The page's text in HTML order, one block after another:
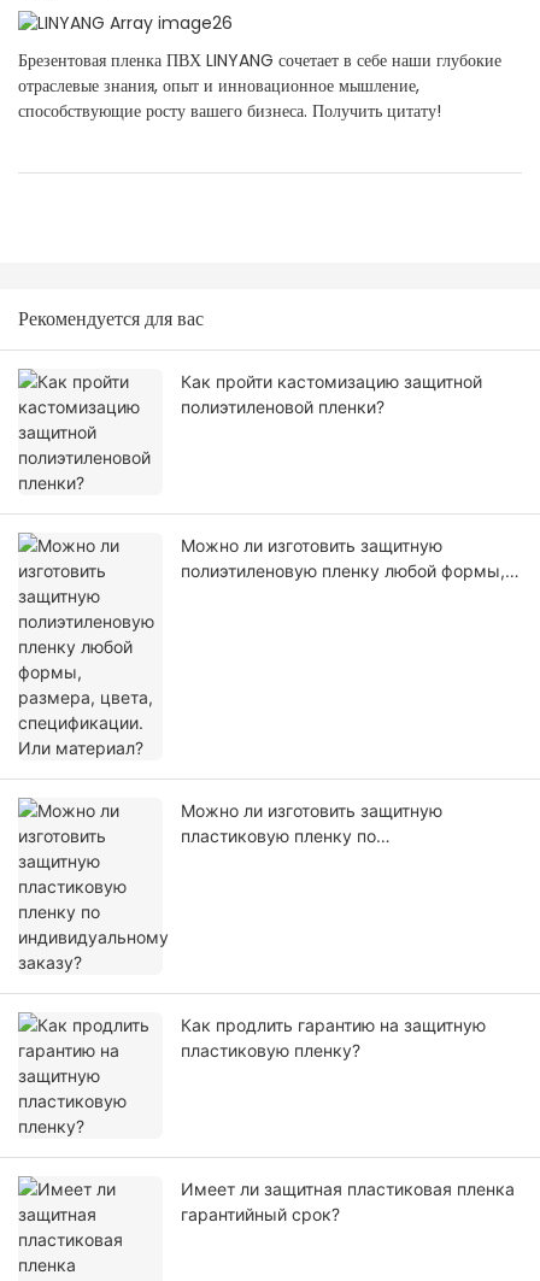
Брезентовая пленка ПВХ LINYANG сочетает в себе наши глубокие
отраслевые знания, опыт и инновационное мышление,
способствующие росту вашего бизнеса. Получить цитату!
Рекомендуется для вас
Как пройти кастомизацию защитной
полиэтиленовой пленки?
Можно ли изготовить защитную
полиэтиленовую пленку любой формы,
Можно ли изготовить защитную
пластиковую пленку по
Как продлить гарантию на защитную
пластиковую пленку?
Имеет ли защитная пластиковая пленка
гарантийный срок?